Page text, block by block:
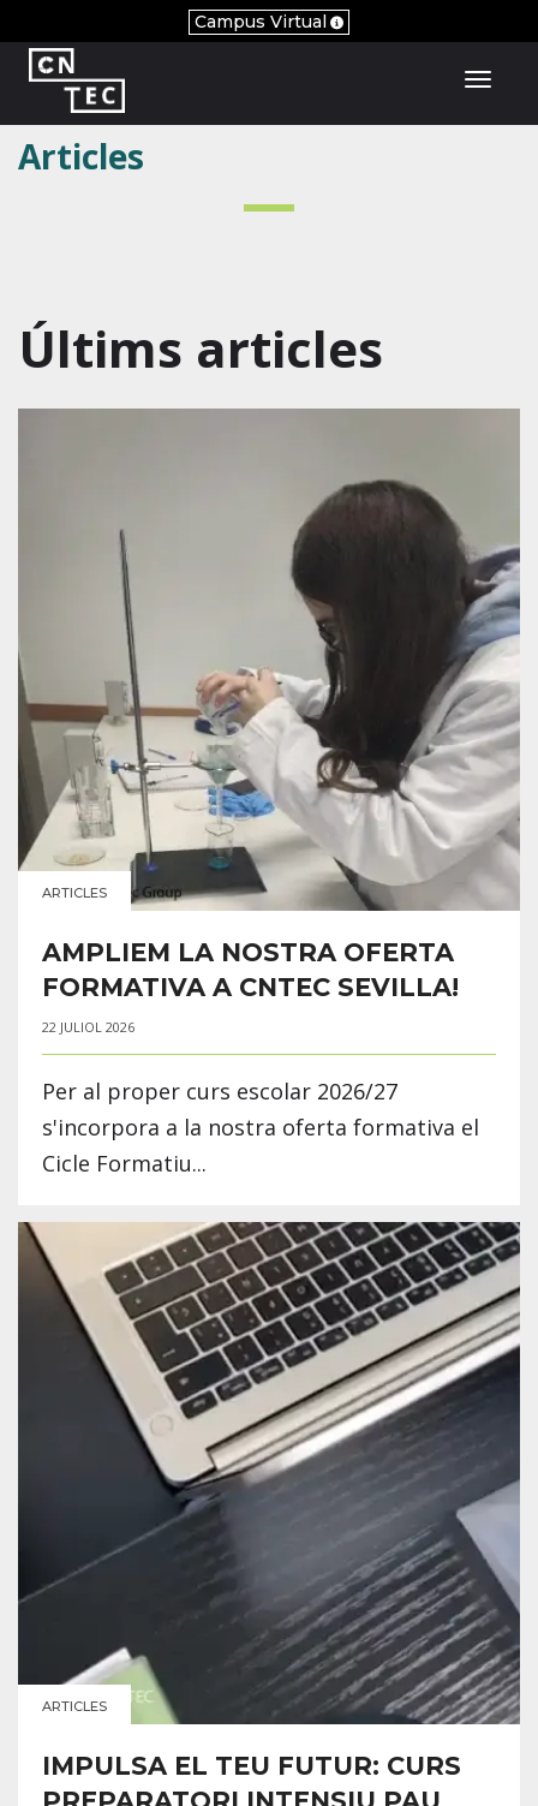
Campus Virtual
Articles
Últims articles
ARTICLES
AMPLIEM LA NOSTRA OFERTA
FORMATIVA A CNTEC SEVILLA!
22 JULIOL 2026
Per al proper curs escolar 2026/27
s'incorpora a la nostra oferta formativa el
Cicle Formatiu...
ARTICLES
IMPULSA EL TEU FUTUR: CURS